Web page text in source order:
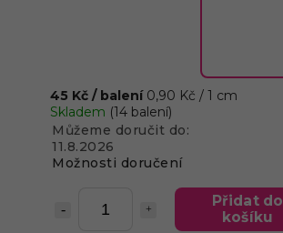
45 Kč / balení 0,90 Kč / 1 cm
Skladem (14 balení)
Můžeme doručit do:
11.8.2026
Možnosti doručení
Přidat do
košíku